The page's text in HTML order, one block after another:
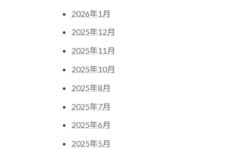
2026年1月
2025年12月
2025年11月
2025年10月
2025年8月
2025年7月
2025年6月
2025年5月